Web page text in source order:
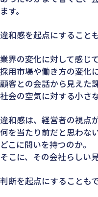
ます。
違和感を起点にすること
業界の変化に対して感じ
採用市場や働き方の変化
顧客との会話から見えた課
社会の空気に対する小さ
違和感は、経営者の視点
何を当たり前だと思わな
どこに問いを持つのか。
そこに、その会社らしい
判断を起点にすることもで